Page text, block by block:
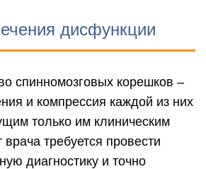
дисфункции
спинномозговых корешков –
и компрессия каждой из них
только им клиническим
требуется провести
диагностику и точно